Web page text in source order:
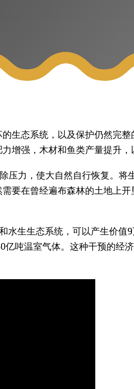
生态系统，以及保护仍然完
增强，木材和鱼类产量提升，
力，使大自然自行恢复。将
要在曾经遍布森林的土地上
水生生态系统，可以产生价值
吨温室气体。这种干预的经